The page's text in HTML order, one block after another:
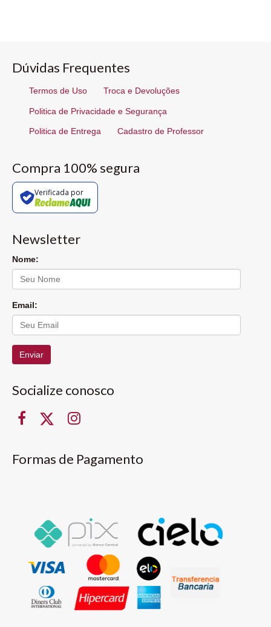
Dúvidas Frequentes
Termos de Uso Troca e Devoluções
Politica de Privacidade e Segurança
Politica de Entrega Cadastro de Professor
Compra 100% segura
Verificada por
Newsletter
Nome:
Email:
Enviar
Socialize conosco
Formas de Pagamento